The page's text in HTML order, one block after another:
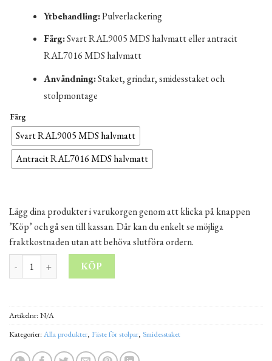
Ytbehandling:Pulverlackering
Färg:Svart RAL9005 MDS halvmatt eller antracit
RAL7016 MDS halvmatt
Användning:Staket, grindar, smidesstaket och
stolpmontage
Färg
Svart RAL9005 MDS halvmatt
Antracit RAL7016 MDS halvmatt
Lägg dina produkter i varukorgen genom att klicka på knappen
’Köp’ och gå sen till kassan. Där kan du enkelt se möjliga
fraktkostnaden utan att behöva slutföra ordern.
Stolpfäste Ibis 50x50 mm – svart eller antracit mängd
KÖP
Artikelnr:N/A
Kategorier:Alla produkter, Fäste för stolpar, Smidesstaket